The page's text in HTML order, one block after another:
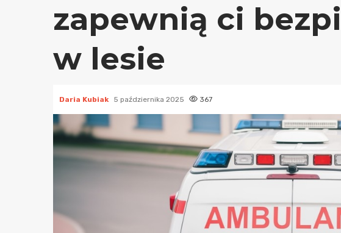
zapewnią ci
w lesie
Daria Kubiak 5 października 2025 367